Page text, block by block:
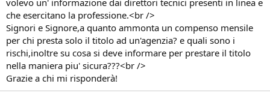
u
s
s
i
o
n
i
o
che esercitano la professione.<br />
Signori e Signore,a quanto ammonta un compenso mensile
per chi presta solo il titolo ad un'agenzia? e quali sono i
rischi,inoltre su cosa si deve informare per prestare il titolo
nella maniera piu' sicura???<br />
Grazie a chi mi risponderà!